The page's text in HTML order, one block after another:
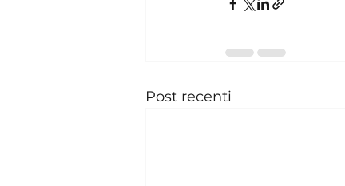
Post recenti